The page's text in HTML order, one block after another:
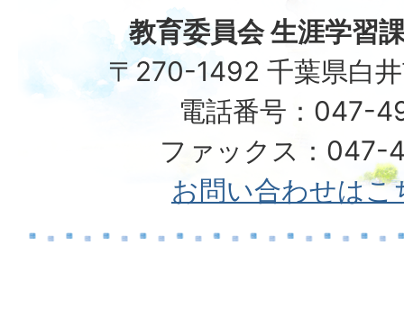
教育委員会 生涯学習
〒270-1492 千葉県白
電話番号：047-
ファックス：047-
お問い合わせはこ